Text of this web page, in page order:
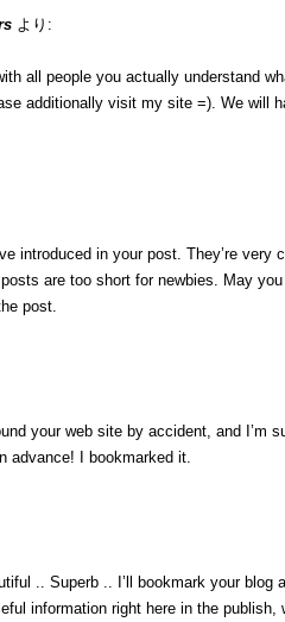
より:
all people you actually understand
additionally visit my site =). We will
introduced in your post. They’re very
are too short for newbies. May
post.
your web site by accident, and I’m
advance! I bookmarked it.
.. Superb .. I’ll bookmark your blog
information right here in the publish,